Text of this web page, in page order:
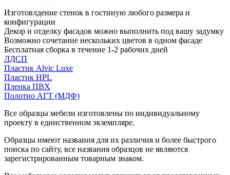
Изготовлдение стенок в гостиную любого размера и
конфигурации
Декор и отделку фасадов можно выполнить под вашу задумку
Возможно сочетание нескольких цветов в одном фасаде
Бесплатная сборка в течение 1-2 рабочих дней
ЛДСП
Пластик Alvic Luxe
Пластик HPL
Пленка ПВХ
Полотно АГТ (МДФ)
Все образцы мебели изготовлены по индивидуальному
проекту в единственном экземпляре.
Образцы имеют названия для их различия и более быстрого
поиска по сайту, все названия образцов не являются
зарегистрированным товарным знаком.